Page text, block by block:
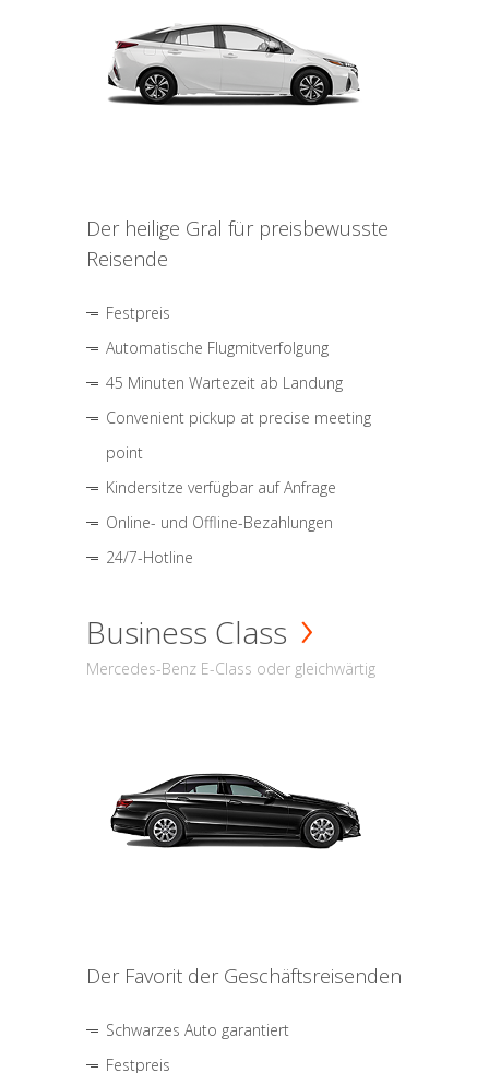
Der heilige Gral für preisbewusste
Reisende
Festpreis
Automatische Flugmitverfolgung
45 Minuten Wartezeit ab Landung
Convenient pickup at precise meeting
point
Kindersitze verfügbar auf Anfrage
Online- und Offline-Bezahlungen
24/7-Hotline
Business Class
Mercedes-Benz E-Class oder gleichwärtig
Der Favorit der Geschäftsreisenden
Schwarzes Auto garantiert
Festpreis